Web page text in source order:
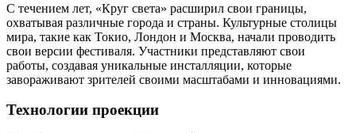
С течением лет, «Круг света» расширил свои границы,
охватывая различные города и страны. Культурные столицы
мира, такие как Токио, Лондон и Москва, начали проводить
свои версии фестиваля. Участники представляют свои
работы, создавая уникальные инсталляции, которые
завораживают зрителей своими масштабами и инновациями.
Технологии проекции